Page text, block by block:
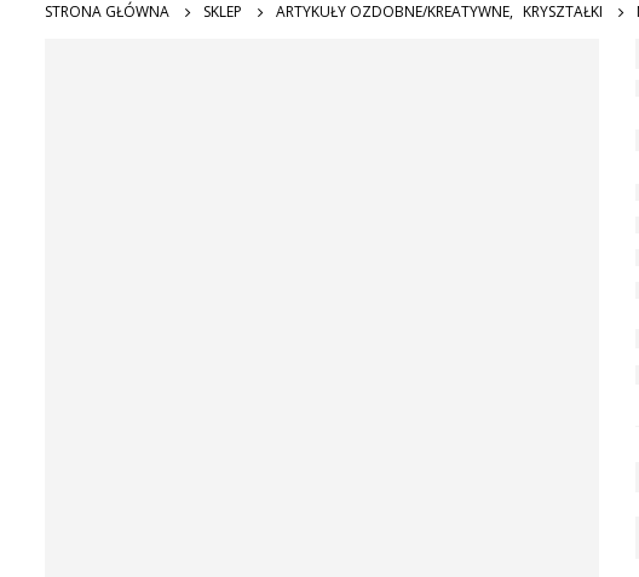
STRONA GŁÓWNA SKLEP ARTYKUŁY OZDOBNE/KREATYWNE, KRYSZTAŁKI